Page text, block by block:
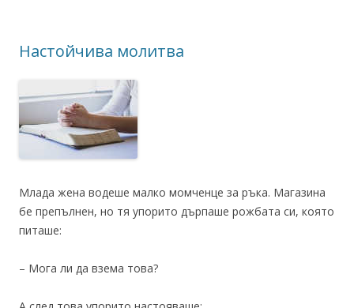
Настойчива молитва
Млада жена водеше малко момченце за ръка. Магазина
бе препълнен, но тя упорито дърпаше рожбата си, която
питаше:
– Мога ли да взема това?